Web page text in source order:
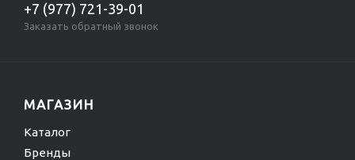
+7 (977) 721-39-01
Заказать обратный звонок
МАГАЗИН
Каталог
Бренды